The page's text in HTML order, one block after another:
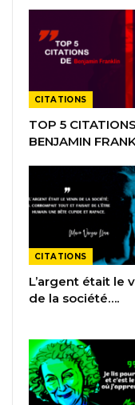
CITATIONS
TOP 5
BENJAMIN
CITATIONS
L’argent était le
de la société….